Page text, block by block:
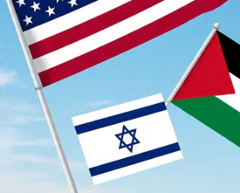
Fatah abandonaram a luta armada,
existência de Israel e obtiveram um
anos para a instalação do Estado da
fronteiras anteriores a Guerra de 1967.
os líderes Palestinos aceitaram instalar
13% da área original da Palestina,
território para o Estado de Israel.
Havia o temor de uma rejeição popular
Mesmo assim, Arafat voltou para a